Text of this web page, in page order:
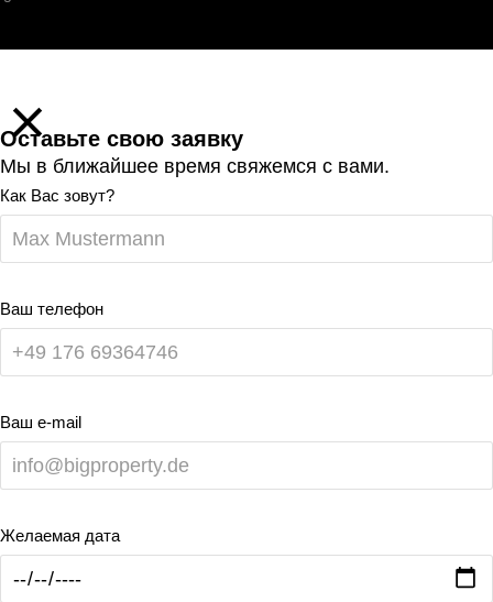
Оставьте свою заявку
Мы в ближайшее время свяжемся с вами.
Как Вас зовут?
Ваш телефон
Ваш e-mail
Желаемая дата